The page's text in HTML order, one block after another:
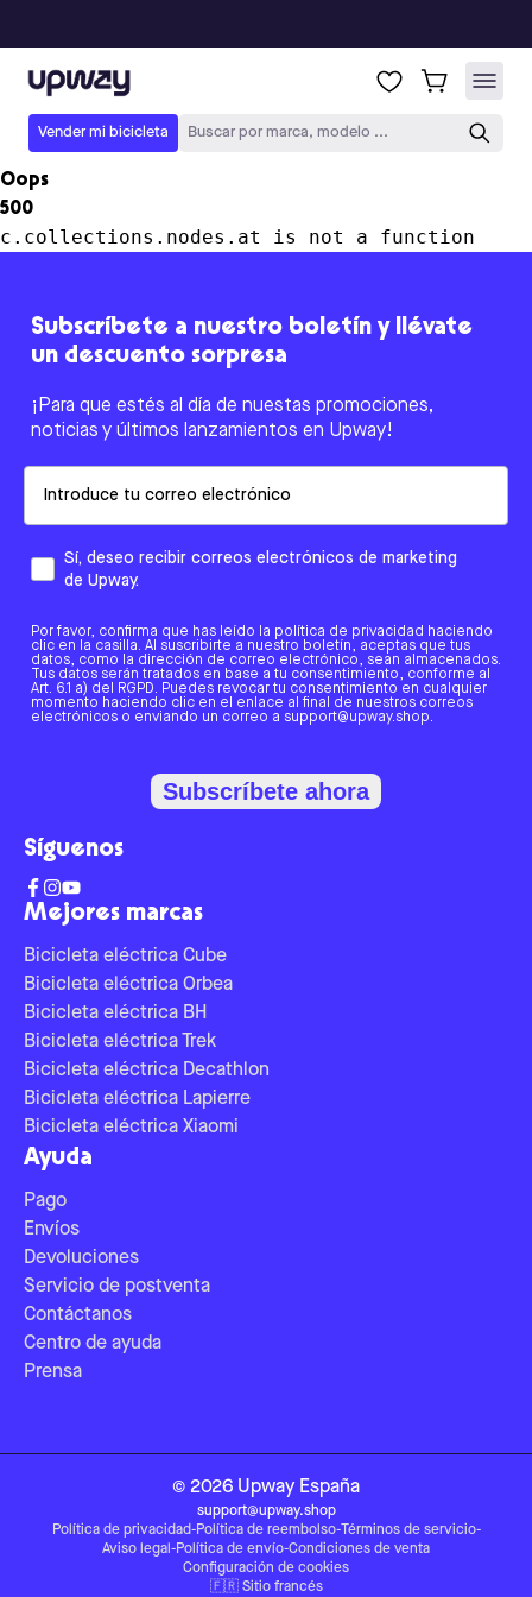
Upway
Vender mi bicicleta Buscar por marca, modelo ...
Oops
500
c.collections.nodes.at is not a function
Mejores marcas
Bicicleta eléctrica Cube
Bicicleta eléctrica Orbea
Bicicleta eléctrica BH
Bicicleta eléctrica Trek
Bicicleta eléctrica Decathlon
Bicicleta eléctrica Lapierre
Bicicleta eléctrica Xiaomi
Ayuda
Pago
Envíos
Devoluciones
Servicio de postventa
Contáctanos
Centro de ayuda
Prensa
Subscríbete a nuestro boletín y llévate
un descuento sorpresa
¡Para que estés al día de nuestas promociones,
noticias y últimos lanzamientos en Upway!
Sí, deseo recibir correos electrónicos de marketing
de Upway.
Por favor, confirma que has leído la política de privacidad haciendo
clic en la casilla. Al suscribirte a nuestro boletín, aceptas que tus
datos, como la dirección de correo electrónico, sean almacenados.
Tus datos serán tratados en base a tu consentimiento, conforme al
Art. 6.1 a) del RGPD. Puedes revocar tu consentimiento en cualquier
momento haciendo clic en el enlace al final de nuestros correos
electrónicos o enviando un correo a support@upway.shop.
Subscríbete ahora
Síguenos
© 2026 Upway España
support@upway.shop
Política de privacidad-Política de reembolso-Términos de servicio-
Aviso legal -Política de envío-Condiciones de venta
Configuración de cookies
🇫🇷 Sitio francés